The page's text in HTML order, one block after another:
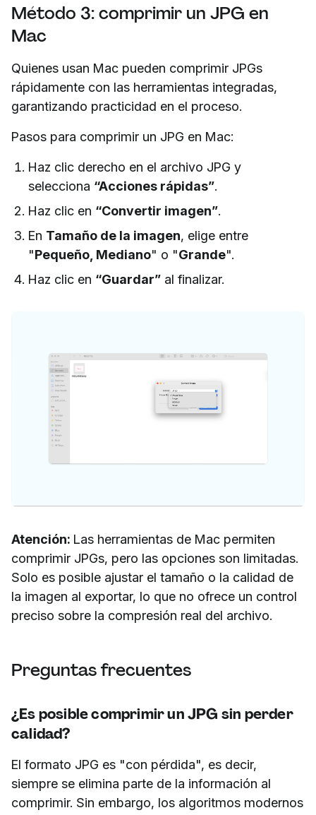
Método 3: comprimir un JPG en
Mac
Quienes usan Mac pueden comprimir JPGs
rápidamente con las herramientas integradas,
garantizando practicidad en el proceso.
Pasos para comprimir un JPG en Mac:
Haz clic derecho en el archivo JPG y
selecciona “Acciones rápidas”.
Haz clic en “Convertir imagen”.
En Tamaño de la imagen, elige entre
"Pequeño, Mediano" o "Grande".
Haz clic en “Guardar” al finalizar.
Atención: Las herramientas de Mac permiten
comprimir JPGs, pero las opciones son limitadas.
Solo es posible ajustar el tamaño o la calidad de
la imagen al exportar, lo que no ofrece un control
preciso sobre la compresión real del archivo.
Preguntas frecuentes
¿Es posible comprimir un JPG sin perder
calidad?
El formato JPG es "con pérdida", es decir,
siempre se elimina parte de la información al
comprimir. Sin embargo, los algoritmos modernos